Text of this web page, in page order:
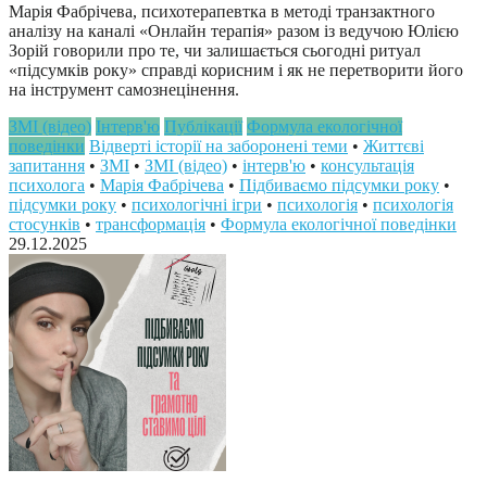
Марія Фабрічева, психотерапевтка в методі транзактного
аналізу на каналі «Онлайн терапія» разом із ведучою Юлією
Зорій говорили про те, чи залишається сьогодні ритуал
«підсумків року» справді корисним і як не перетворити його
на інструмент самознецінення.
ЗМІ (відео) Інтерв'ю Публікації Формула екологічної
поведінки Відверті історії на заборонені теми • Життєві
запитання • ЗМІ • ЗМІ (відео) • інтерв'ю • консультація
психолога • Марія Фабрічева • Підбиваємо підсумки року •
підсумки року • психологічні ігри • психологія • психологія
стосунків • трансформація • Формула екологічної поведінки
29.12.2025